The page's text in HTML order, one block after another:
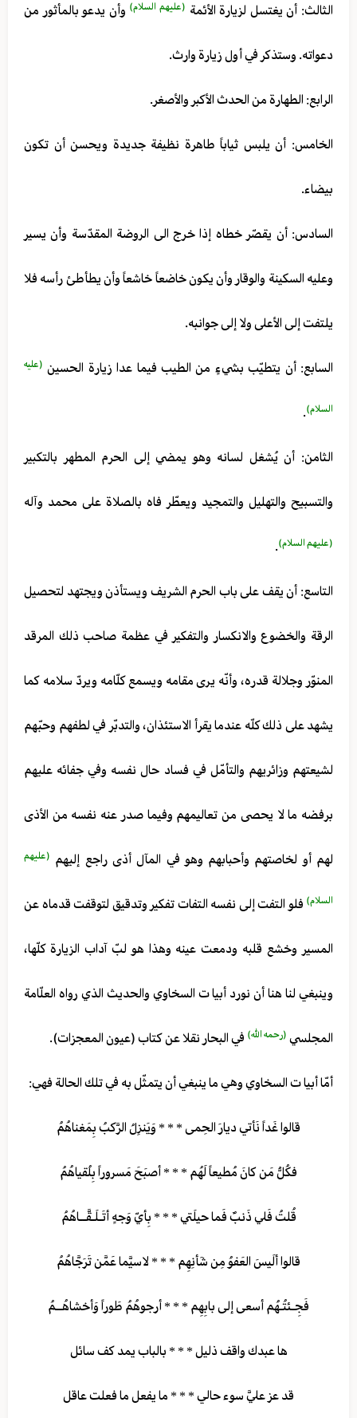
الثالث: أن يغتسل لزيارة الأئمة (عليهم السلام) وأن يدعو بالمأثور من
دعواته. وستذكر في أول زيارة وارث.
الرابع: الطهارة من الحدث الأكبر والأصغر.
الخامس: أن يلبس ثياباً طاهرة نظيفة جديدة ويحسن أن تكون
بيضاء.
السادس: أن يقصّر خطاه إذا خرج الى الروضة المقدّسة وأن يسير
وعليه السكينة والوقار وأن يكون خاضعاً خاشعاً وأن يطأطئ رأسه فلا
يلتفت إلى الأعلى ولا إلى جوانبه.
السابع: أن يتطيّب بشيءٍ من الطيب فيما عدا زيارة الحسين (عليه
السلام).
الثامن: أن يُشغل لسانه وهو يمضي إلى الحرم المطهر بالتكبير
والتسبيح والتهليل والتمجيد ويعطّر فاه بالصلاة على محمد وآله
(عليهم السلام).
التاسع: أن يقف على باب الحرم الشريف ويستأذن ويجتهد لتحصيل
الرقة والخضوع والانكسار والتفكير في عظمة صاحب ذلك المرقد
المنوّر وجلالة قدره، وأنّه يرى مقامه ويسمع كلّامه ويردّ سلامه كما
يشهد على ذلك كلّه عندما يقرأ الاستئذان، والتدبّر في لطفهم وحبّهم
لشيعتهم وزائريهم والتأمّل في فساد حال نفسه وفي جفائه عليهم
برفضه ما لا يحصى من تعاليمهم وفيما صدر عنه نفسه من الأذى
لهم أو لخاصتهم وأحبابهم وهو في المآل أذى راجع إليهم (عليهم
السلام) فلو التفت إلى نفسه التفات تفكير وتدقيق لتوقفت قدماه عن
المسير وخشع قلبه ودمعت عينه وهذا هو لبّ آداب الزيارة كلّها،
وينبغي لنا هنا أن نورد أبيا ت السخاوي والحديث الذي رواه العلّامة
المجلسي (رحمه الله) في البحار نقلا عن كتاب (عيون المعجزات).
أمّا أبيا ت السخاوي وهي ما ينبغي أن يتمثّل به في تلك الحالة فهي:
قالوا غَداً نَأتي ديارَ الحِمى * * * وَيَنزِلُ الرَّكبُ بِمَغناهُمُ
فكُلُّ مَن كانَ مُطيعاً لَهُم * * * أصبَحَ مَسروراً بِلُقياهُمُ
قُلتُ فَلي ذَنبٌ فَما حيلَتي * * * بِأيّ وَجهٍ أتَـلَـقَّــاهُمُ
قالوا ألَيسَ العَفوُ مِن شَأنِهِم * * * لاسيَّما عَمَّن تَرَجَّاهُمُ
فَجِـئتُـهُم أسعى إلى بابِهِم‌ * * * أرجوهُمُ طَوراً وَأخشاهُــمُ
ها عبدك واقف ذليل * * * بالباب يمد كف سائل
قد عز عليَّ سوء حالي * * * ما يفعل ما فعلت عاقل